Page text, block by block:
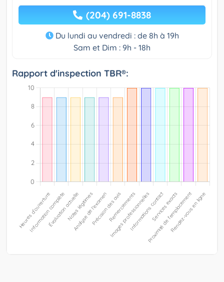
(204) 691-8838
Du lundi au vendredi : de 8h à 19h
Sam et Dim : 9h - 18h
Rapport d'inspection TBR®: